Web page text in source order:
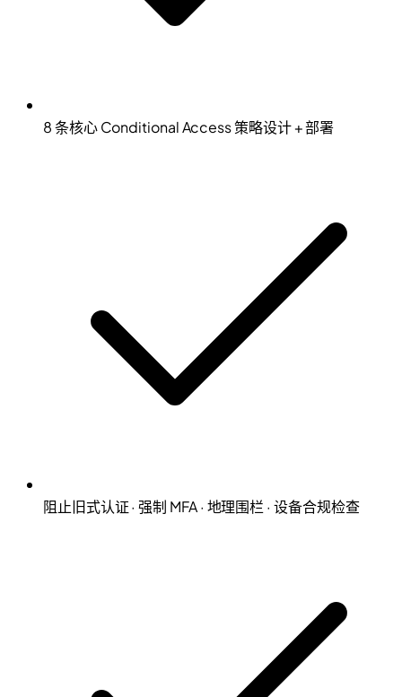
8 条核心 Conditional Access 策略设计 + 部署
阻止旧式认证 · 强制 MFA · 地理围栏 · 设备合规检查